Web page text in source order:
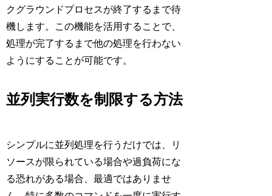
クグラウンドプロセスが終了するまで待
機します。この機能を活用することで、
処理が完了するまで他の処理を行わない
ようにすることが可能です。
並列実行数を制限する方法
シンプルに並列処理を行うだけでは、リ
ソースが限られている場合や過負荷にな
る恐れがある場合、最適ではありませ